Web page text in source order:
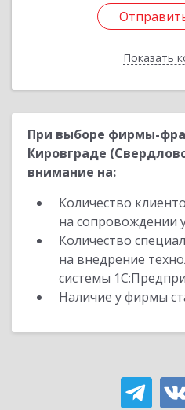
Показать
При выборе фирмы-
Кировграде
внимание на:
Количество
на сопровождении
Количество
на внедрение
системы
Наличие у фирмы